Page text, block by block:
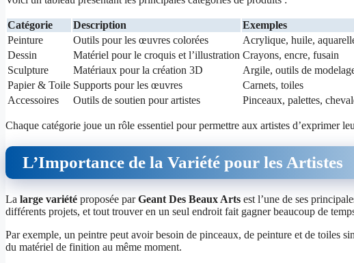
Catégorie Description
Exemples
Peinture
Outils pour les œuvres colorées
Acrylique, huile,
Dessin
Matériel pour le croquis et l’illustration Crayons, encre, fusain
Sculpture
Matériaux pour la création 3D
Argile, outils de
Papier & Toile Supports pour les œuvres
Carnets, toiles
Accessoires
Outils de soutien pour artistes Pinceaux, palettes,
Chaque catégorie joue un rôle essentiel pour permettre aux artistes d’exprimer
L’Importance de la Variété pour les Artistes
La large variété proposée parGeant Des Beaux Arts est l’une de ses
différents projets, et tout trouver en un seul endroit fait gagner beaucoup de
Par exemple, un peintre peut avoir besoin de pinceaux, de peinture et de toiles
du matériel de finition au même moment.